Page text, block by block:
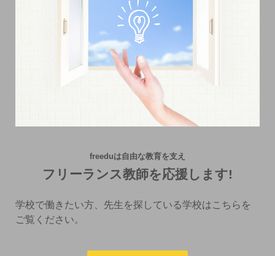
freeduは自由な教育を支え
フリーランス教師を応援します!
学校で働きたい方、先生を探している学校はこちらを
ご覧ください。